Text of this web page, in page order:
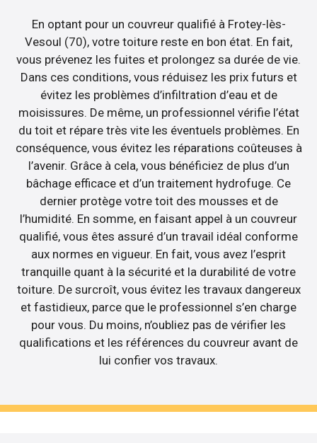
En optant pour un couvreur qualifié à Frotey-lès-
Vesoul (70), votre toiture reste en bon état. En fait,
vous prévenez les fuites et prolongez sa durée de vie.
Dans ces conditions, vous réduisez les prix futurs et
évitez les problèmes d’infiltration d’eau et de
moisissures. De même, un professionnel vérifie l’état
du toit et répare très vite les éventuels problèmes. En
conséquence, vous évitez les réparations coûteuses à
l’avenir. Grâce à cela, vous bénéficiez de plus d’un
bâchage efficace et d’un traitement hydrofuge. Ce
dernier protège votre toit des mousses et de
l’humidité. En somme, en faisant appel à un couvreur
qualifié, vous êtes assuré d’un travail idéal conforme
aux normes en vigueur. En fait, vous avez l’esprit
tranquille quant à la sécurité et la durabilité de votre
toiture. De surcroît, vous évitez les travaux dangereux
et fastidieux, parce que le professionnel s’en charge
pour vous. Du moins, n’oubliez pas de vérifier les
qualifications et les références du couvreur avant de
lui confier vos travaux.